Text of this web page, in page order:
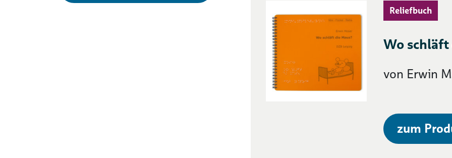
Reliefbuch
Wo schläft
von Erwin
zum